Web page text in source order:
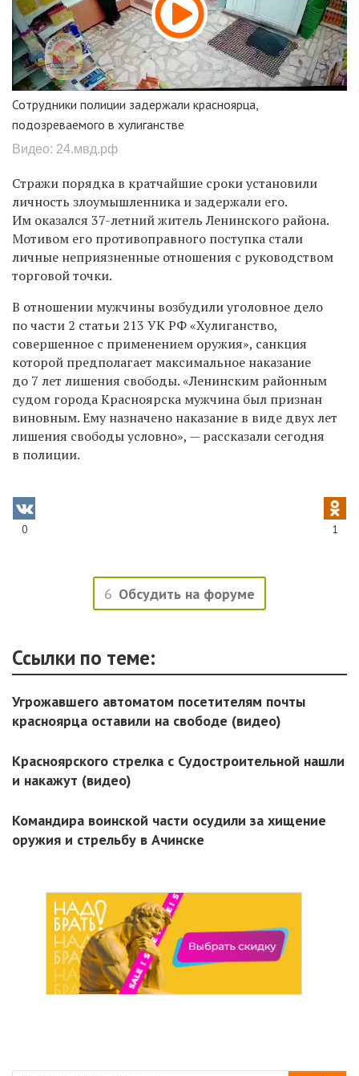
Сотрудники полиции задержали красноярца,
подозреваемого в хулиганстве
Видео: 24.мвд.рф
Стражи порядка в кратчайшие сроки установили
личность злоумышленника и задержали его.
Им оказался 37-летний житель Ленинского района.
Мотивом его противоправного поступка стали
личные неприязненные отношения с руководством
торговой точки.
В отношении мужчины возбудили уголовное дело
по части 2 статьи 213 УК РФ «Хулиганство,
совершенное с применением оружия», санкция
которой предполагает максимальное наказание
до 7 лет лишения свободы.«Ленинским районным
судом города Красноярска мужчина был признан
виновным. Ему назначено наказание в виде двух лет
лишения свободы условно», — рассказали сегодня
в полиции.
0 1
6 Обсудить на форуме
Ссылки по теме:
Угрожавшего автоматом посетителям почты
красноярца оставили на свободе (видео)
Красноярского стрелка с Судостроительной нашли
и накажут (видео)
Командира воинской части осудили за хищение
оружия и стрельбу в Ачинске